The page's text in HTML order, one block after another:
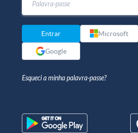
Entrar Microsoft
Google
Esqueci a minha palavra-passe?